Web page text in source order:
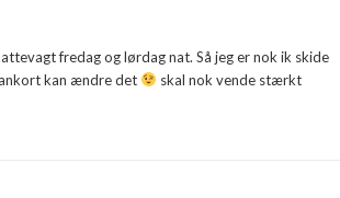
fredag og lørdag nat. Så jeg er nok ik skide
kan ændre det
skal nok vende stærkt